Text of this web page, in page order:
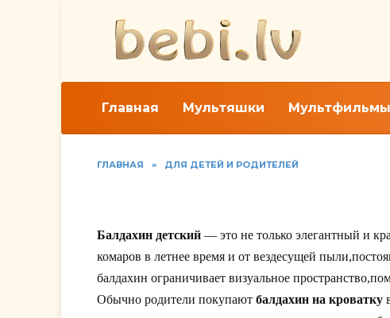
Главная Мультяшки Мультфильмы
ГЛАВНАЯ » ДЛЯ ДЕТЕЙ И РОДИТЕЛЕЙ
Балдахин детский — это не только элегантный и
комаров в летнее время и от вездесущей
балдахин ограничивает визуальное
Обычно родители покупают балдахин на кроватку